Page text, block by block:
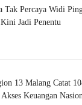
Tak Percaya Widi
Jadi Penentu
13 Malang Catat
Keuangan